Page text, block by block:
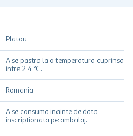
Platou
A se pastra la o temperatura cuprinsa
intre 2-4 °C.
Romania
A se consuma inainte de data
inscriptionata pe ambalaj.